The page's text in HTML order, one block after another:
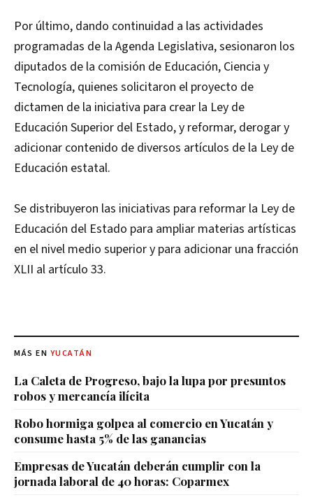
Por último, dando continuidad a las actividades
programadas de la Agenda Legislativa, sesionaron los
diputados de la comisión de Educación, Ciencia y
Tecnología, quienes solicitaron el proyecto de
dictamen de la iniciativa para crear la Ley de
Educación Superior del Estado, y reformar, derogar y
adicionar contenido de diversos artículos de la Ley de
Educación estatal.
Se distribuyeron las iniciativas para reformar la Ley de
Educación del Estado para ampliar materias artísticas
en el nivel medio superior y para adicionar una fracción
XLII al artículo 33.
MÁS EN YUCATÁN
La Caleta de Progreso, bajo la lupa por presuntos
robos y mercancía ilícita
Robo hormiga golpea al comercio en Yucatán y
consume hasta 5% de las ganancias
Empresas de Yucatán deberán cumplir con la
jornada laboral de 40 horas: Coparmex